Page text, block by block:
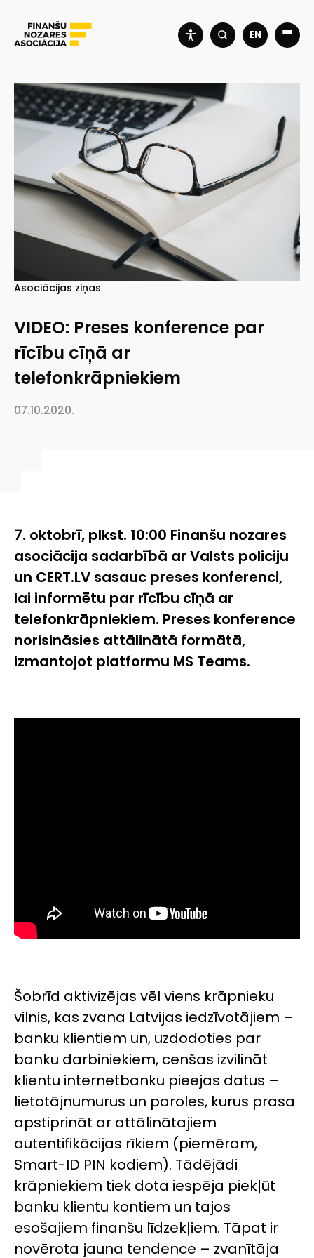
EN
Asociācijas ziņas
VIDEO: Preses konference par
rīcību cīņā ar
telefonkrāpniekiem
07.10.2020.
7. oktobrī, plkst. 10:00 Finanšu nozares
asociācija sadarbībā ar Valsts policiju
un CERT.LV sasauc preses konferenci,
lai informētu par rīcību cīņā ar
telefonkrāpniekiem. Preses konference
norisināsies attālinātā formātā,
izmantojot platformu MS Teams.
Šobrīd aktivizējas vēl viens krāpnieku
vilnis, kas zvana Latvijas iedzīvotājiem –
banku klientiem un, uzdodoties par
banku darbiniekiem, cenšas izvilināt
klientu internetbanku pieejas datus –
lietotājnumurus un paroles, kurus prasa
apstiprināt ar attālinātajiem
autentifikācijas rīkiem (piemēram,
Smart-ID PIN kodiem). Tādējādi
krāpniekiem tiek dota iespēja piekļūt
banku klientu kontiem un tajos
esošajiem finanšu līdzekļiem. Tāpat ir
novērota jauna tendence – zvanītāja